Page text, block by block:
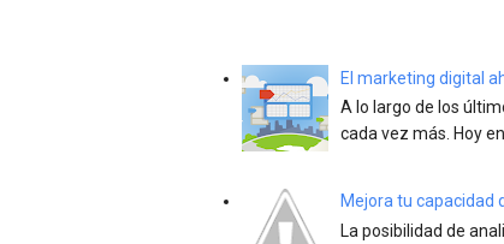
El marketing digital
A lo largo de los
cada vez más. Hoy
Mejora tu capacidad
La posibilidad de